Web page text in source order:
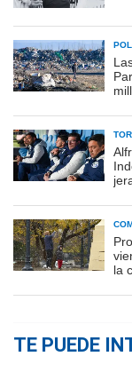
la
TE PUEDE